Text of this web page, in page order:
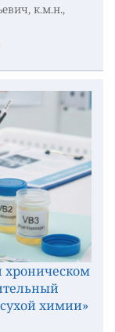
к.м.н.,
хроническом
химии»